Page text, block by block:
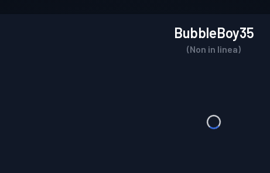
BubbleBoy35
(Non in linea)